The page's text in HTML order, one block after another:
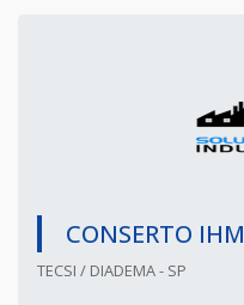
CONSERTO IHM
TECSI / DIADEMA - SP